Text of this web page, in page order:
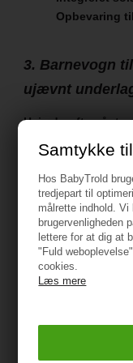
Samtykke
Hos BabyTrold
tredjepart til
målrette indhold.
brugervenligheden
lettere for at dig at
"Fuld
cookies.
Læs mere
Opbevaring
3. Barnevogn
ujævnt
Hvis du ofte går
terræn.
Her er en klassisk
god løsning.
Et eksempel er
Denne type
stabil, og på
konstruktion.